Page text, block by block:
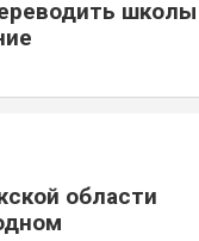
школы
области